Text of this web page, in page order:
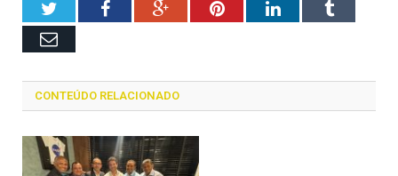
TwitterFacebookGoogle+PinterestLinkedInTumblr
Email
CONTEÚDO RELACIONADO